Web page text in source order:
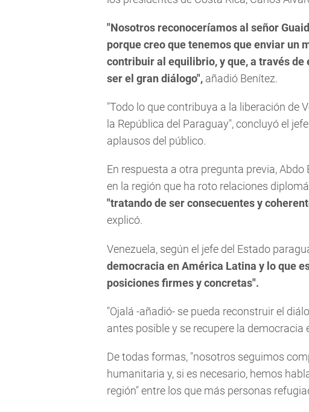
"Nosotros reconoceríamos al señor
porque creo que tenemos que enviar un
contribuir al equilibrio, y que, a través
ser el gran diálogo", añadió Benítez.
"Todo lo que contribuya a la liberación de
la República del Paraguay", concluyó el
aplausos del público.
En respuesta a otra pregunta previa,
en la región que ha roto relaciones
"tratando de ser consecuentes y
explicó.
Venezuela, según el jefe del Estado
democracia en América Latina y lo que
posiciones firmes y concretas".
"Ojalá -añadió- se pueda reconstruir el
antes posible y se recupere la democracia
De todas formas, "nosotros seguimos
humanitaria y, si es necesario, hemos
región" entre los que más personas